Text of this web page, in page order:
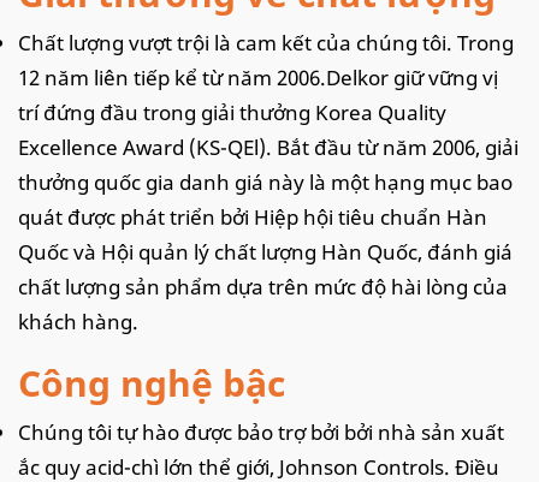
Chất lượng vượt trội là cam kết của chúng tôi. Trong
12 năm liên tiếp kể từ năm 2006.Delkor giữ vững vị
trí đứng đầu trong giải thưởng Korea Quality
Excellence Award (KS-QEl). Bắt đầu từ năm 2006, giải
thưởng quốc gia danh giá này là một hạng mục bao
quát được phát triển bởi Hiệp hội tiêu chuẩn Hàn
Quốc và Hội quản lý chất lượng Hàn Quốc, đánh giá
chất lượng sản phẩm dựa trên mức độ hài lòng của
khách hàng.
Công nghệ bậc
Chúng tôi tự hào được bảo trợ bởi bởi nhà sản xuất
ắc quy acid-chì lớn thể giới, Johnson Controls. Điều